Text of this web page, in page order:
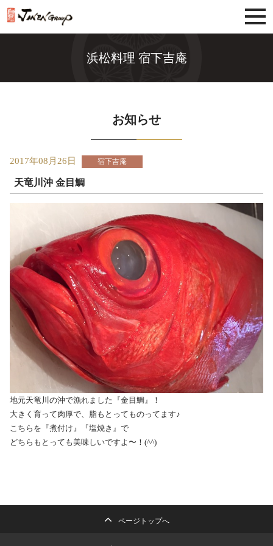
浜松料理 宿下吉庵
お知らせ
2017年08月26日 宿下吉庵
天竜川沖 金目鯛
地元天竜川の沖で漁れました『金目鯛』！
大きく育って肉厚で、脂もとってものってます♪
こちらを『煮付け』『塩焼き』で
どちらもとっても美味しいですよ〜！(^^)
ページトップへ